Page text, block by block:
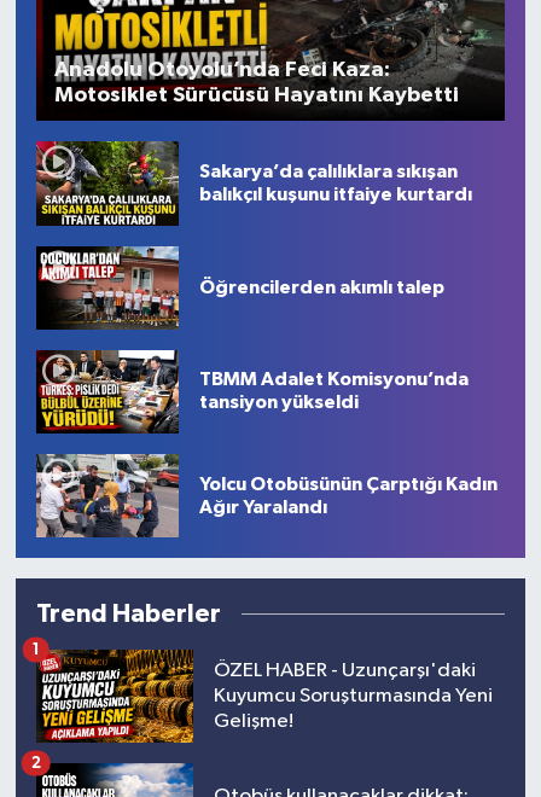
Anadolu Otoyolu’nda Feci Kaza:
Motosiklet Sürücüsü Hayatını Kaybetti
Sakarya’da çalılıklara sıkışan
balıkçıl kuşunu itfaiye kurtardı
Öğrencilerden akımlı talep
TBMM Adalet Komisyonu’nda
tansiyon yükseldi
Yolcu Otobüsünün Çarptığı Kadın
Ağır Yaralandı
Trend Haberler
ÖZEL HABER - Uzunçarşı'daki
Kuyumcu Soruşturmasında Yeni
Gelişme!
1
2